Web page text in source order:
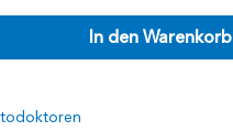
In den Warenkorb